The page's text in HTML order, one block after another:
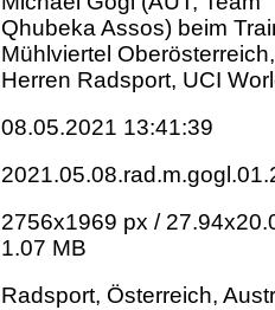
Qhubeka Assos) beim
Mühlviertel Oberösterreich,
Herren Radsport, UCI
08.05.2021 13:41:39
2756x1969 px /
1.07 MB
Radsport, Österreich,